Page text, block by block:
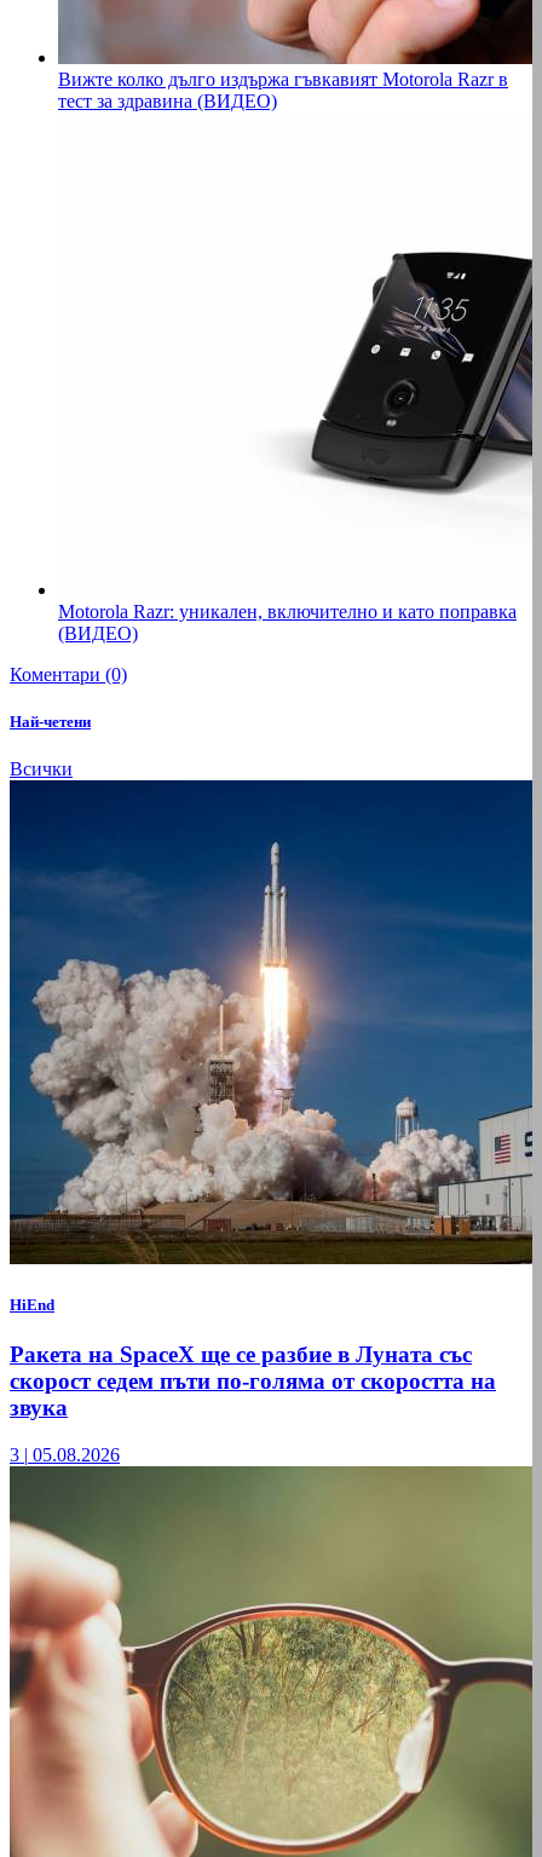
Вижте колко дълго издържа гъвкавият Motorola Razr в
тест за здравина (ВИДЕО)
Motorola Razr: уникален, включително и като поправка
(ВИДЕО)
Коментари (0)
Най-четени
Всички
HiEnd
Ракета на SpaceX ще се разбие в Луната със
скорост седем пъти по-голяма от скоростта на
звука
3 | 05.08.2026